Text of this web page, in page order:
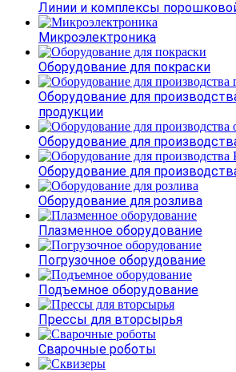
Линии и комплексы
Микроэлектроника
Оборудование для покраски
Оборудование для
продукции
Оборудование для
Оборудование для
Оборудование для розлива
Плазменное оборудование
Погрузочное оборудование
Подъемное оборудование
Прессы для вторсырья
Сварочные роботы